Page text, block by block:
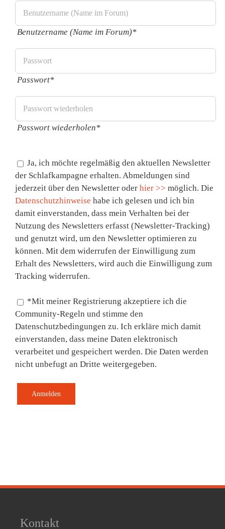
Benutzername (Name im Forum)*
Passwort*
Passwort wiederholen*
Ja, ich möchte regelmäßig den aktuellen Newsletter
der Schlafkampagne erhalten. Abmeldungen sind
jederzeit über den Newsletter oder hier >> möglich. Die
Datenschutzhinweise habe ich gelesen und ich bin
damit einverstanden, dass mein Verhalten bei der
Nutzung des Newsletters erfasst (Newsletter-Tracking)
und genutzt wird, um den Newsletter optimieren zu
können. Mit dem widerrufen der Einwilligung zum
Erhalt des Newsletters, wird auch die Einwilligung zum
Tracking widerrufen.
*Mit meiner Registrierung akzeptiere ich die
Community-Regeln und stimme den
Datenschutzbedingungen zu. Ich erkläre mich damit
einverstanden, dass meine Daten elektronisch
verarbeitet und gespeichert werden. Die Daten werden
nicht unbefugt an Dritte weitergegeben.
Kontakt